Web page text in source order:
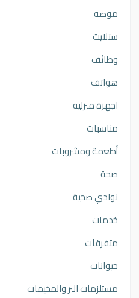
موضه
ستلايت
وظائف
هواتف
اجهزة منزلية
مناسبات
أطعمة ومشروبات
صحة
نوادي صحية
خدمات
متفرقات
حيوانات
مستلزمات البر والمخيمات